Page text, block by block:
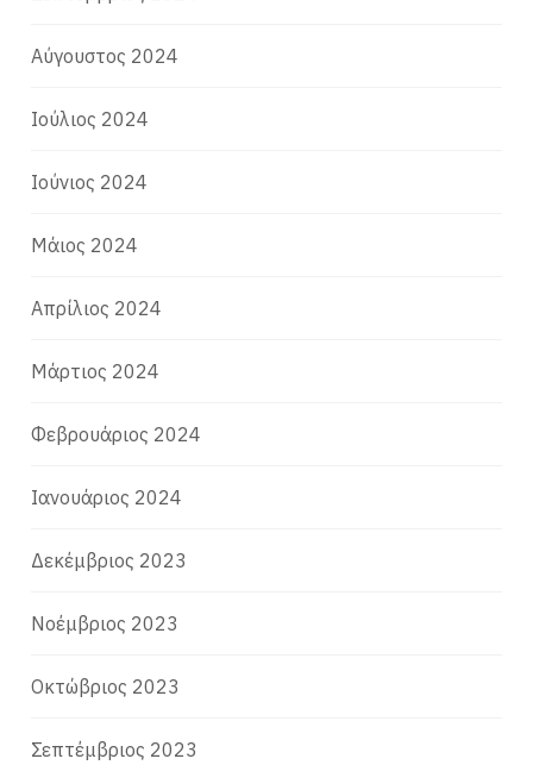
Αύγουστος 2024
Ιούλιος 2024
Ιούνιος 2024
Μάιος 2024
Απρίλιος 2024
Μάρτιος 2024
Φεβρουάριος 2024
Ιανουάριος 2024
Δεκέμβριος 2023
Νοέμβριος 2023
Οκτώβριος 2023
Σεπτέμβριος 2023